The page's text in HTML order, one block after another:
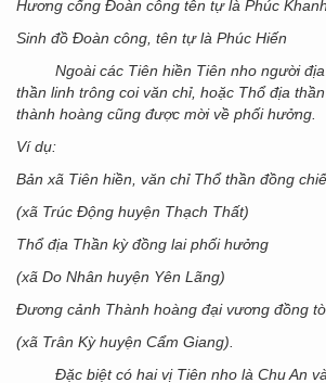
Hương cống Đoàn công tên tự là Phúc Khanh
Sinh đồ Đoàn công, tên tự là Phúc Hiến
Ngoài các Tiên hiền Tiên nho người địa
thần linh trông coi văn chỉ, hoặc Thổ địa
thành hoàng cũng được mời về phối hưởng.
Ví dụ:
Bản xã Tiên hiền, văn chỉ Thổ thần đồng
(xã Trúc Động huyện Thạch Thất)
Thổ địa Thần kỳ đồng lai phối hưởng
(xã Do Nhân huyện Yên Lãng)
Đương cảnh Thành hoàng đại vương đồng
(xã Trân Kỳ huyện Cẩm Giang).
Đặc biệt có hai vị Tiên nho là Chu An và